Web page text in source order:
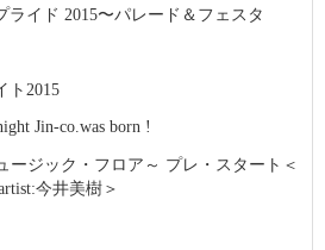
ライド 2015〜パレード＆フェスタ
ト2015
Jin-co.was born !
ージック・フロア～ プレ・スタート＜
今井美樹＞